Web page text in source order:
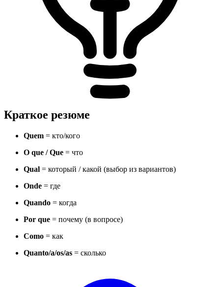
Краткое резюме
Quem = кто/кого
O que / Que = что
Qual = который / какой (выбор из вариантов)
Onde = где
Quando = когда
Por que = почему (в вопросе)
Como = как
Quanto/a/os/as = сколько